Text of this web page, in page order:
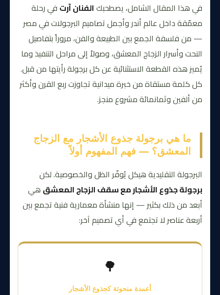
في هذا المقال الشامل، يصطحبكالفنان آرت في رحلة
معمّقة داخل عالم أندر وأجمل تصاميم البرجولات في مصر
— من فلسفة الجمع بين الطبيعة والفن، مروراً بتفاصيل
النحت وأسرار الزجاج المعشق، وصولاً إلى مراحل التنفيذ وما
يُميز هذه القطعة الاستثنائية عن كل برجولة رأيتها من قبل.
كل كلمة مستقاة من خبرة ميدانية تجاوزت ربع القرن وأكثر
من ألفين وثمانمائة مشروع منجز.
ما هي برجولة جذوع الأشجار مع الزجاج
المعشق؟ — فهم المفهوم أولاً
البرجولة التقليدية هيكل يُوفّر الظل والخصوصية. لكن
برجولة جذوع الأشجار مع سقف الزجاج المعشق هي
أبعد من ذلك بكثير — إنها منشأة معمارية فنية تجمع بين
أربعة عناصر لا تجتمع في أي تصميم آخر:
🌳
أعمدة منحوتة كجذوع الأشجار